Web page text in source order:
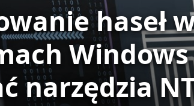
haseł
narzędzia